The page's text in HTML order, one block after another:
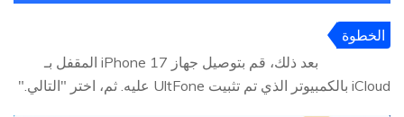
الخطوة
بعد ذلك، قم بتوصيل جهاز iPhone 17 المقفل بـ
iCloud بالكمبيوتر الذي تم تثبيت UltFone عليه. ثم، اختر "التالي."